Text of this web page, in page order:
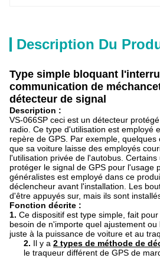
Description Du
Type simple bloquant
communication de
détecteur de signal
Description :
VS-066SP ceci est un détecteur
radio. Ce type d'utilisation est employé
repère de GPS. Par exemple,
que sa voiture laisse des employés
l'utilisation privée de l'autobus.
protéger le signal de GPS pour l'usage
généralistes est employé dans ce
déclencheur avant l'installation. Les
d'être appuyés sur, mais ils sont
Fonction décrite :
1. Ce dispositif est type simple, fait
besoin de n'importe quel ajustement
juste à la puissance de voiture et au
2. Il y a2 types de méthode de
le traqueur différent de GPS de